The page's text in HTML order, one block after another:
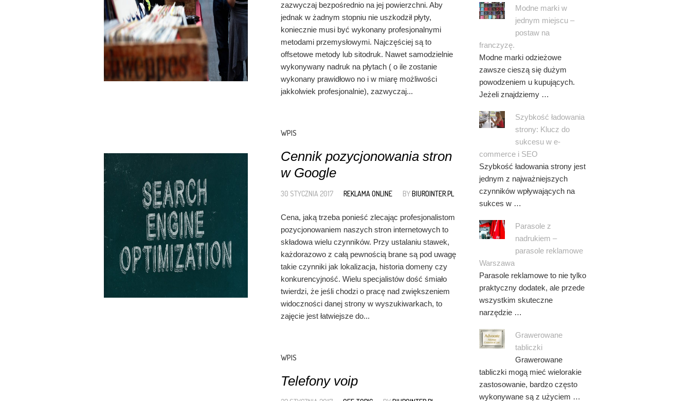
zazwyczaj bezpośrednio na jej powierzchni. Aby
jednak w żadnym stopniu nie uszkodził płyty,
koniecznie musi być wykonany profesjonalnymi
metodami przemysłowymi. Najczęściej są to
offsetowe metody lub sitodruk. Nawet samodzielnie
wykonywany nadruk na płytach ( o ile zostanie
wykonany prawidłowo no i w miarę możliwości
jakkolwiek profesjonalnie), zazwyczaj...
WPIS
Cennik pozycjonowania stron
w Google
30 STYCZNIA 2017 REKLAMA ONLINE BYBIUROINTER.PL
Cena, jaką trzeba ponieść zlecając profesjonalistom
pozycjonowaniem naszych stron internetowych to
składowa wielu czynników. Przy ustalaniu stawek,
każdorazowo z całą pewnością brane są pod uwagę
takie czynniki jak lokalizacja, historia domeny czy
konkurencyjność. Wielu specjalistów dość śmiało
twierdzi, że jeśli chodzi o pracę nad zwiększeniem
widoczności danej strony w wyszukiwarkach, to
zajęcie jest łatwiejsze do...
WPIS
Telefony voip
Modne marki w
jednym miejscu –
postaw na
franczyzę.
Modne marki odzieżowe
zawsze cieszą się dużym
powodzeniem u kupujących.
Jeżeli znajdziemy …
Szybkość ładowania
strony: Klucz do
sukcesu w e-
commerce i SEO
Szybkość ładowania strony jest
jednym z najważniejszych
czynników wpływających na
sukces w …
Parasole z
nadrukiem –
parasole reklamowe
Warszawa
Parasole reklamowe to nie tylko
praktyczny dodatek, ale przede
wszystkim skuteczne
narzędzie …
Grawerowane
tabliczki
Grawerowane
tabliczki mogą mieć wielorakie
zastosowanie, bardzo często
wykonywane są z użyciem …